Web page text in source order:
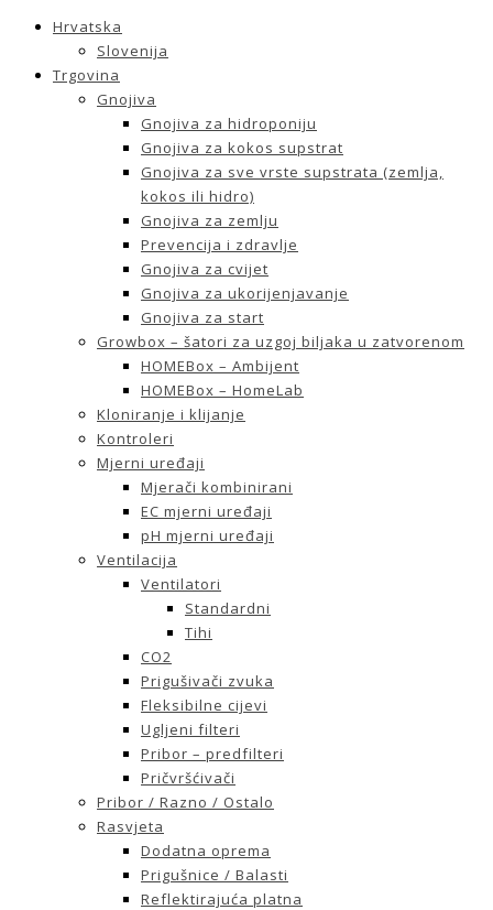
Hrvatska
Slovenija
Trgovina
Gnojiva
Gnojiva za hidroponiju
Gnojiva za kokos supstrat
Gnojiva za sve vrste supstrata (zemlja,
kokos ili hidro)
Gnojiva za zemlju
Prevencija i zdravlje
Gnojiva za cvijet
Gnojiva za ukorijenjavanje
Gnojiva za start
Growbox – šatori za uzgoj biljaka u zatvorenom
HOMEBox – Ambijent
HOMEBox – HomeLab
Kloniranje i klijanje
Kontroleri
Mjerni uređaji
Mjerači kombinirani
EC mjerni uređaji
pH mjerni uređaji
Ventilacija
Ventilatori
Standardni
Tihi
CO2
Prigušivači zvuka
Fleksibilne cijevi
Ugljeni filteri
Pribor – predfilteri
Pričvršćivači
Pribor / Razno / Ostalo
Rasvjeta
Dodatna oprema
Prigušnice / Balasti
Reflektirajuća platna